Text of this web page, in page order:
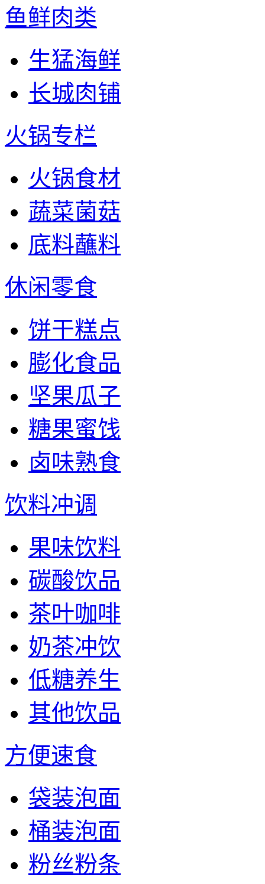
鱼鲜肉类
生猛海鲜
长城肉铺
火锅专栏
火锅食材
蔬菜菌菇
底料蘸料
休闲零食
饼干糕点
膨化食品
坚果瓜子
糖果蜜饯
卤味熟食
饮料冲调
果味饮料
碳酸饮品
茶叶咖啡
奶茶冲饮
低糖养生
其他饮品
方便速食
袋装泡面
桶装泡面
粉丝粉条